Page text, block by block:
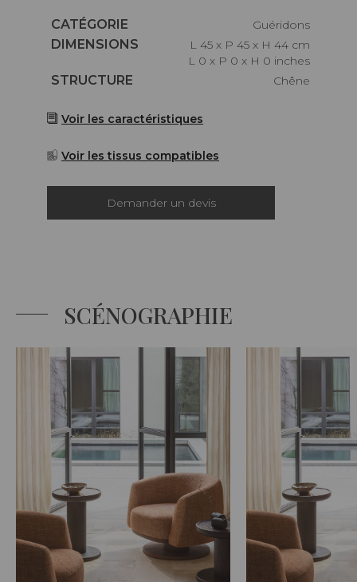
Caractéristiques
CATÉGORIE
Guéridons
Caractéristiques
DIMENSIONS
L 45 x P 45 x H 44 cm
L 0 x P 0 x H 0 inches
Caractéristiques
STRUCTURE Chêne
Voir les caractéristiques
Voir les tissus compatibles
Demander un devis
SCÉNOGRAPHIE